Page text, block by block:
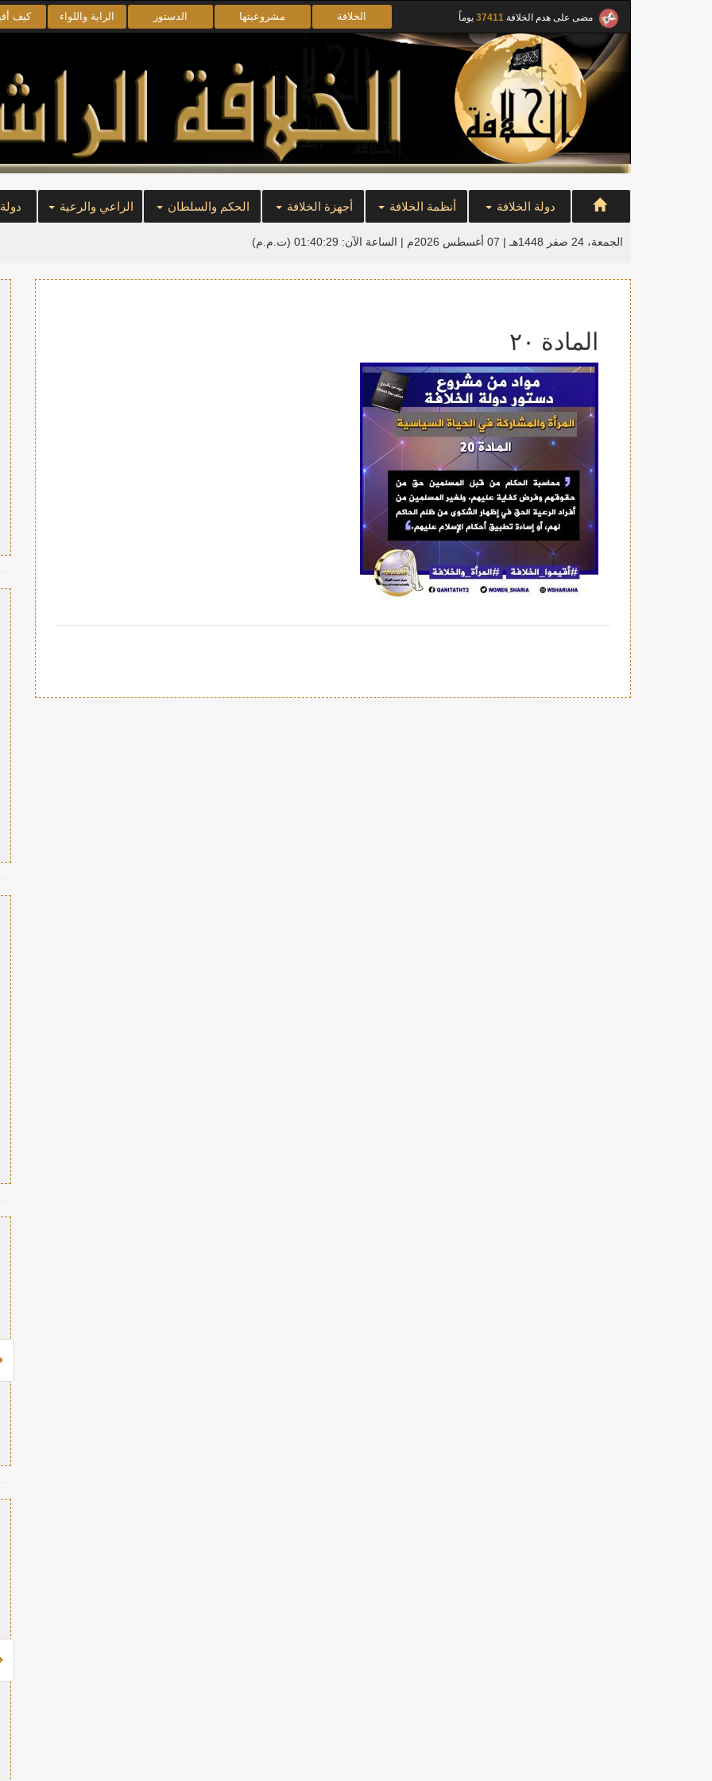
مضى على هدم الخلافة 37411 يوماً الخلافة مشروعيتها الدستور الراية واللواء كيف
دولة الخلافة أنظمة الخلافة أجهزة الخلافة الحكم والسلطان الراعي والرعية
الجمعة، 24 صفر 1448هـ | 07 أغسطس 2026م | الساعة الآن: 01:40:30 (ت.م.م)
المادة ٢٠